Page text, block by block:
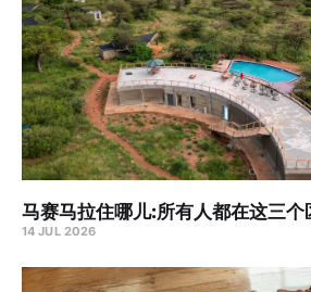
马赛马拉住哪儿:所有人都在这三个
14 JUL 2026